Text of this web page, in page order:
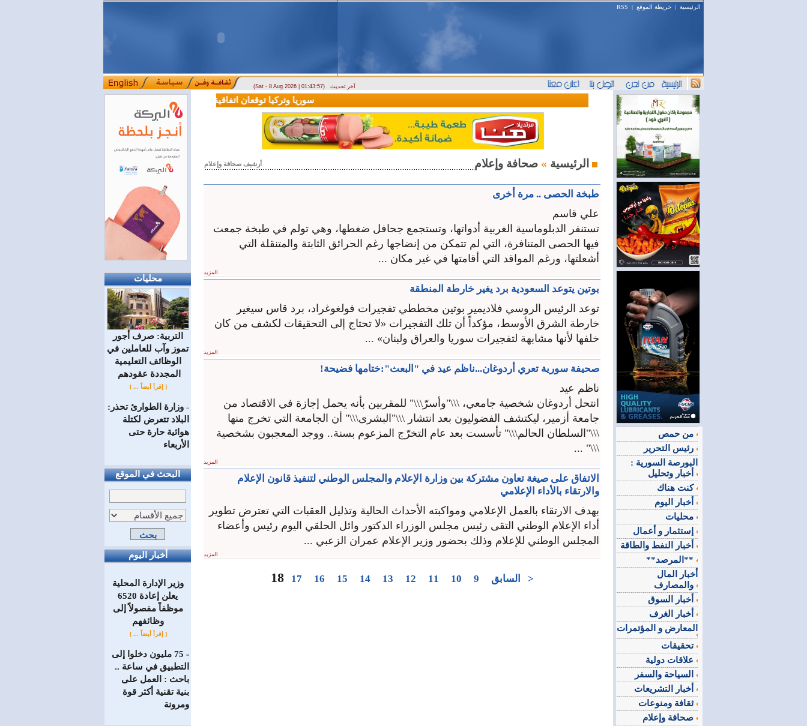
الرئيسية | خريطة الموقع |
RSS
(Sat - 8 Aug 2026 | 01:43:57) آخر تحديث
محليات
التربية: صرف أجور
تموز وآب للعاملين في
الوظائف ‏التعليمية
المجددة عقودهم ‏
[ إقرأ أيضاً ... ]
= وزارة الطوارئ تحذر:
البلاد تتعرض لكتلة
هوائية حارة حتى
الأربعاء
البحث في الموقع
أخبار اليوم
وزير الإدارة المحلية
يعلن إعادة 6520
موظفاً مفصولاً إلى
‏وظائفهم
[ إقرأ أيضاً ... ]
=
75 مليون دخلوا إلى
التطبيق في ساعة ..
باحث : العمل على
بنية تقنية أكثر قوة
ومرونة
سوريا وتركيا توقعان اتفاقية تعاون في مجالي التعليم العالي والبحث العلمي
أرشيف صحافة وإعلام الرئيسية »
طبخة الحصى .. مرة أخرى
علي قاسم
تستنفر الدبلوماسية الغربية أدواتها، وتستجمع جحافل ضغطها، وهي تولم في طبخة جمعت
فيها الحصى المتنافرة، التي لم تتمكن من إنضاجها رغم الحرائق الثابتة والمتنقلة التي
أشعلتها، ورغم المواقد التي أقامتها في غير مكان ...
المزيد
بوتين يتوعد السعودية برد يغير خارطة المنطقة
توعد الرئيس الروسي فلاديمير بوتين مخططي تفجيرات فولغوغراد، برد قاس سيغير
خارطة الشرق الأوسط، مؤكداً أن تلك التفجيرات «لا تحتاج إلى التحقيقات لكشف من كان
خلفها لأنها مشابهة لتفجيرات سوريا والعراق ولبنان» ...
المزيد
صحيفة سورية تعري أردوغان...ناظم عيد في "البعث":ختامها فضيحة!
ناظم عيد
انتحل أردوغان شخصية جامعي، \\\"وأسرّ\\\" للمقربين بأنه يحمل إجازة في الاقتصاد من
جامعة أزمير، ليكتشف الفضوليون بعد انتشار \\\"البشرى\\\" أن الجامعة التي تخرج منها
\\\"السلطان الحالم\\\" تأسست بعد عام التخرّج المزعوم بسنة.. ووجد المعجبون بشخصية
\\\" ...
المزيد
الاتفاق على صيغة تعاون مشتركة بين وزارة الإعلام والمجلس الوطني لتنفيذ قانون الإعلام
والارتقاء بالأداء الإعلامي
بهدف الارتقاء بالعمل الإعلامي ومواكبته الأحداث الحالية وتذليل العقبات التي تعترض تطوير
أداء الإعلام الوطني التقى رئيس مجلس الوزراء الدكتور وائل الحلقي اليوم رئيس وأعضاء
المجلس الوطني للإعلام وذلك بحضور وزير الإعلام عمران الزعبي ...
المزيد
< السابق 14
18
البورصة السورية :
كنت هناك
**المرصد**
أخبار المال
المعارض و المؤتمرات
تحقيقات
ثقافة ومنوعات